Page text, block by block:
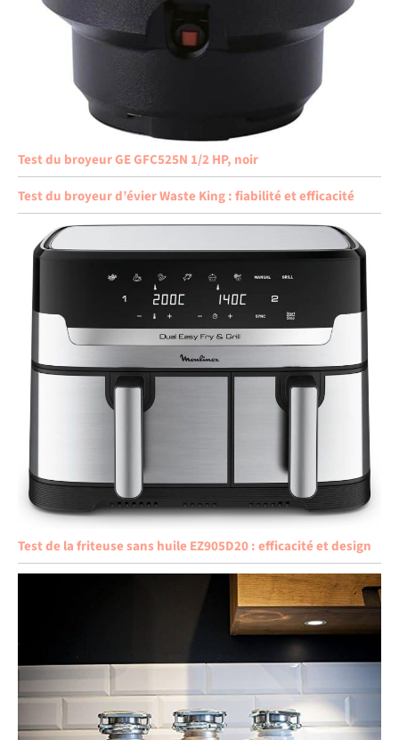
Test du broyeur GE GFC525N 1/2 HP, noir
Test du broyeur d’évier Waste King : fiabilité et efficacité
Test de la friteuse sans huile EZ905D20 : efficacité et design